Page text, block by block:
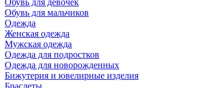
Обувь для девочек
Обувь для мальчиков
Одежда
Женская одежда
Мужская одежда
Одежда для подростков
Одежда для новорожденных
Бижутерия и ювелирные изделия
Браслеты